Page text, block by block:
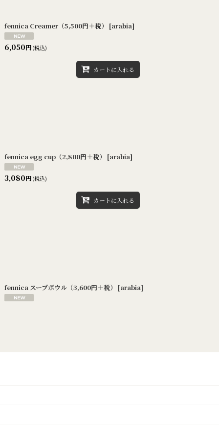
fennica Creamer（5,500円＋税） [arabia]
6,050円(税込)
カートに入れる
fennica egg cup（2,800円＋税） [arabia]
3,080円(税込)
カートに入れる
fennica スープボウル（3,600円＋税） [arabia]